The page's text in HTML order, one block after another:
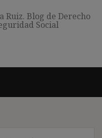
Blog de Derecho
Social